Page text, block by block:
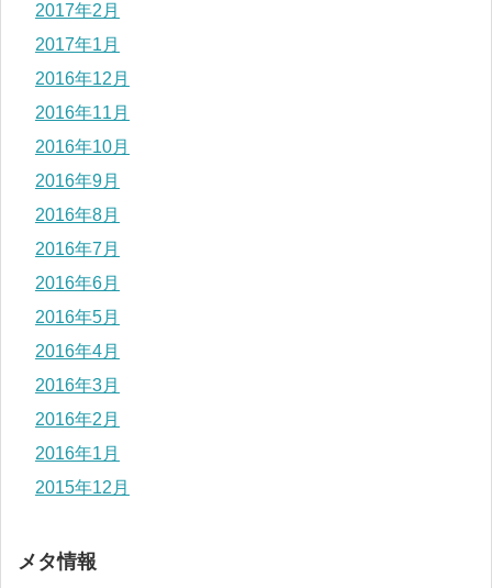
2017年2月
2017年1月
2016年12月
2016年11月
2016年10月
2016年9月
2016年8月
2016年7月
2016年6月
2016年5月
2016年4月
2016年3月
2016年2月
2016年1月
2015年12月
メタ情報